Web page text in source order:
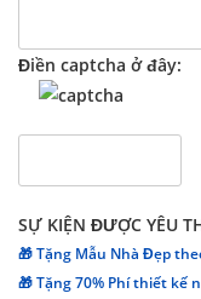
Điền captcha ở đây:
SỰ KIỆN ĐƯỢC YÊU
🎁 Tặng Mẫu Nhà Đẹp
🎁 Tặng 70% Phí thiết kế